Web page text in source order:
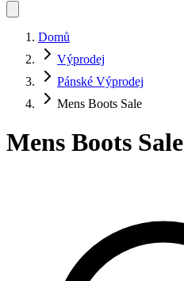
Domů
Výprodej
Pánské Výprodej
Mens Boots Sale
Mens Boots Sale